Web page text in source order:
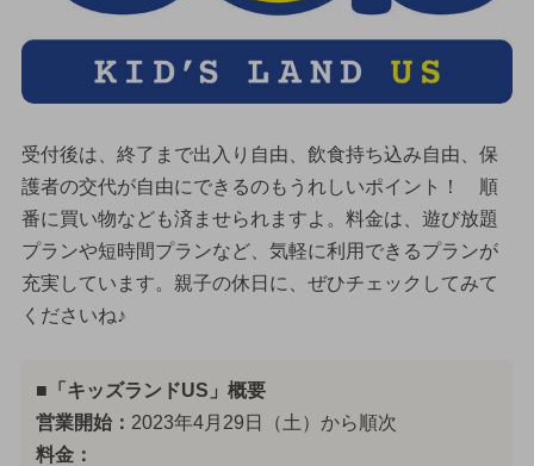
受付後は、終了まで出入り自由、飲食持ち込み自由、保
護者の交代が自由にできるのもうれしいポイント！ 順
番に買い物なども済ませられますよ。料金は、遊び放題
プランや短時間プランなど、気軽に利用できるプランが
充実しています。親子の休日に、ぜひチェックしてみて
くださいね♪
■「キッズランドUS」概要
営業開始： 2023年4月29日（土）から順次
料金：